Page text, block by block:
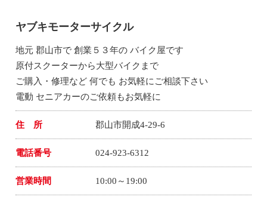
ヤブキモーターサイクル
地元 郡山市で 創業５３年の バイク屋です
原付スクーターから大型バイクまで
ご購入・修理など 何でも お気軽にご相談下さい
電動 セニアカーのご依頼もお気軽に
住 所 郡山市開成4-29-6
電話番号 024-923-6312
営業時間 10:00～19:00